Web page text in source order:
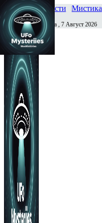
Главная Новости Мистика
Сегодня Пятница , 7 Август 2026